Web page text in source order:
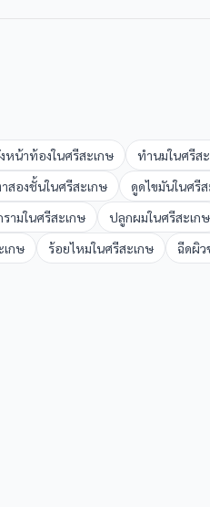
หน้าท้องในศรีสะเกษ ทำนมในศรีส
สองชั้นในศรีสะเกษ ดูดไขมันในศรี
ามในศรีสะเกษ ปลูกผมในศรีสะเกษ
เกษ ร้อยไหมในศรีสะเกษ ฉีดผิว